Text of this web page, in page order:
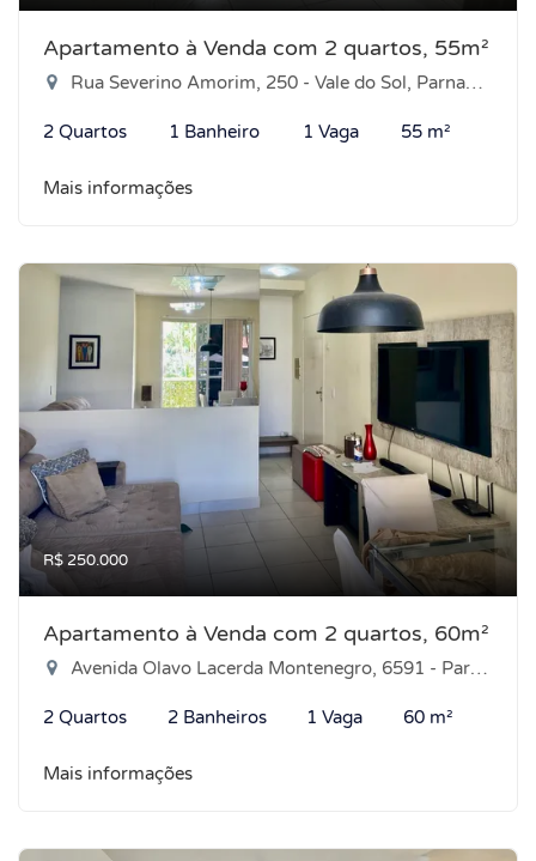
Apartamento à Venda com 2 quartos, 55m²
Rua Severino Amorim, 250 - Vale do Sol, Parnamirim-RN
2 Quartos 1 Banheiro 1 Vaga 55 m²
Mais informações
R$ 250.000
Apartamento à Venda com 2 quartos, 60m²
Avenida Olavo Lacerda Montenegro, 6591 - Parque das Árvores, Parnamirim-RN
2 Quartos 2 Banheiros 1 Vaga 60 m²
Mais informações